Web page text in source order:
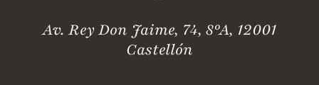
Av. Rey Don Jaime, 74, 8ºA, 12001
Castellón